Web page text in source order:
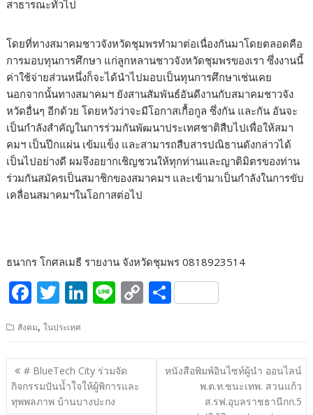
สาธารณะทั่วไป
โดยที่ทางสมาคมชาวจังหวัดชุมพรทำมาต่อเนื่องกันมาโดยตลอดคือ
การมอบทุนการศึกษา แก่ลูกหลานชาวจังหวัดชุมพรของเรา ซึ่งงานนี้
ค่าใช้จ่ายส่วนหนึ่งก็จะได้นำไปมอบเป็นทุนการศึกษาเช่นเคย
นอกจากนั้นทางสมาคมฯ ยังสานสัมพันธ์อันดีงานกับสมาคมชาวจัง
หวัดอื่นๆ อีกด้วย โดยหวังว่าจะมีโอกาสเกื้อกูล ซึ่งกัน และกัน อันจะ
เป็นกำลังสำคัญในการร่วมกันพัฒนาประเทศชาติสืบไปเพื่อให้สมา
คมฯ เป็นปึกแผ่น เข้มแข็ง และสามารถสืบสารปณิธานดังกล่าวได้
เป็นไปอย่างดี ผมจึงอยากเชิญชวนให้ทุกท่านและญาติมิตรของท่าน
ร่วมกันสมัครเป็นสมาชิกของสมาคมฯ และเข้ามาเป็นกำลังในการขับ
เคลื่อนสมาคมฯในโอกาสต่อไป
ธนากร โกศลเมธี รายงาน จังหวัดชุมพร 0818923514
F
ac
e
b
o
o
T
itt
er
Li
k
e
dI
n
Li
e
C
p
y
S
ar
e
สังคม,ในประเทศ
แนะแนว
เรื่อง
#​ BlueTech​ City ร่วมจัด
กิจกรรมปันน้ำใจให้ผู้พิการและ
ทุพพลภาพ บ้านบางปะกง
หนังสือพิมพ์อินไซท์ผู้นำ ออนไลน์
พ.ต.ท.ชนะเทพ. สวนแก้ว
ส.รฟ.อุบลราชธานีกก.5